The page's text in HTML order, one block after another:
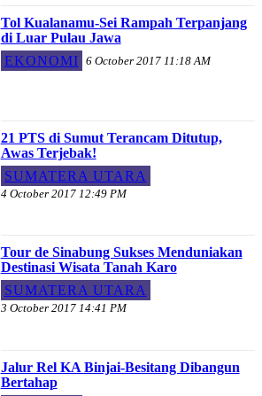
Tol Kualanamu-Sei Rampah Terpanjang
di Luar Pulau Jawa
EKONOMI 6 October 2017 11:18 AM
21 PTS di Sumut Terancam Ditutup,
Awas Terjebak!
SUMATERA UTARA
4 October 2017 12:49 PM
Tour de Sinabung Sukses Menduniakan
Destinasi Wisata Tanah Karo
SUMATERA UTARA
3 October 2017 14:41 PM
Jalur Rel KA Binjai-Besitang Dibangun
Bertahap